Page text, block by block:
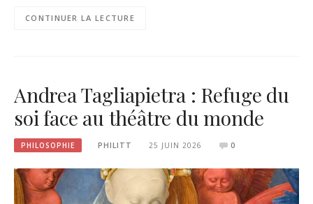
CONTINUER LA LECTURE
Andrea Tagliapietra : Refuge du
soi face au théâtre du monde
PHILOSOPHIE PHILITT 25 JUIN 2026 0